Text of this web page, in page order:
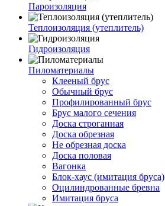
Пароизоляция
Теплоизоляция (утеплитель)
Гидроизоляция
Пиломатериалы
Клееный брус
Обычный брус
Профилированный брус
Брус малого сечения
Доска строганная
Доска обрезная
Не обрезная доска
Доска половая
Вагонка
Блок-хаус (имитация бруса)
Оцилиндрованные бревна
Имитация бруса